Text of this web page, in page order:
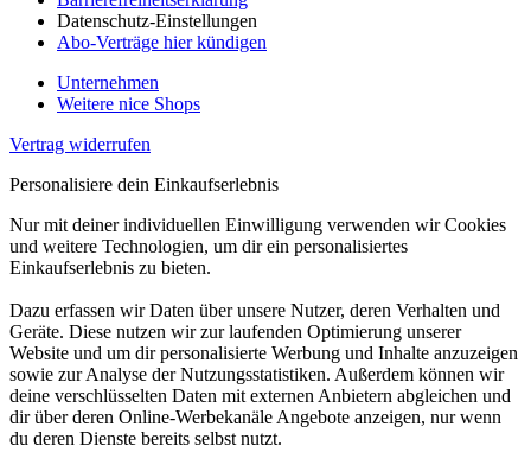
Datenschutz-Einstellungen
Abo-Verträge hier kündigen
Unternehmen
Weitere nice Shops
Vertrag widerrufen
Personalisiere dein Einkaufserlebnis
Nur mit deiner individuellen Einwilligung verwenden wir Cookies
und weitere Technologien, um dir ein personalisiertes
Einkaufserlebnis zu bieten.
Dazu erfassen wir Daten über unsere Nutzer, deren Verhalten und
Geräte. Diese nutzen wir zur laufenden Optimierung unserer
Website und um dir personalisierte Werbung und Inhalte anzuzeigen
sowie zur Analyse der Nutzungsstatistiken. Außerdem können wir
deine verschlüsselten Daten mit externen Anbietern abgleichen und
dir über deren Online-Werbekanäle Angebote anzeigen, nur wenn
du deren Dienste bereits selbst nutzt.